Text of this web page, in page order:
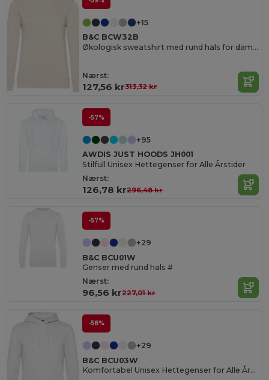
+15
B&C BCW32B
Økologisk sweatshirt med rund hals for damer
Nærst:
127,56 kr313,32 kr
-57%
+95
AWDIS JUST HOODS JH001
Stilfull Unisex Hettegenser for Alle Årstider
Nærst:
126,78 kr296,48 kr
-57%
+29
B&C BCU01W
Genser med rund hals #
Nærst:
96,56 kr227,01 kr
-58%
+29
B&C BCU03W
Komfortabel Unisex Hettegenser for Alle Årstider